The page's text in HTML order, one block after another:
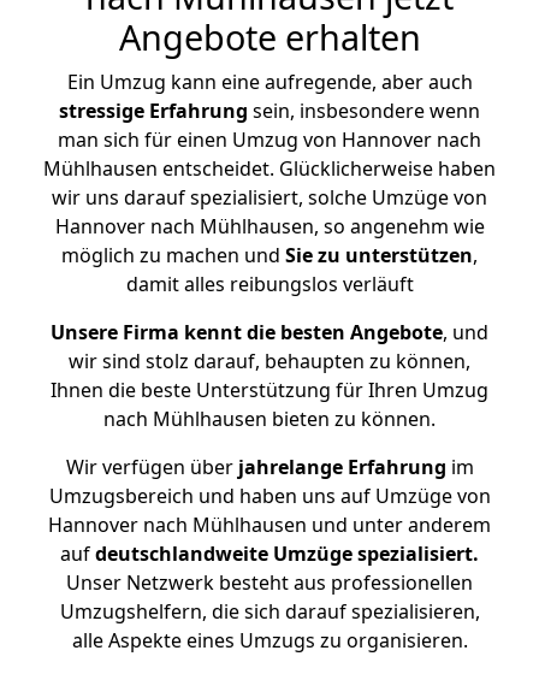
Angebote erhalten
Ein Umzug kann eine aufregende, aber auch
stressige Erfahrung sein, insbesondere wenn
man sich für einen Umzug von Hannover nach
Mühlhausen entscheidet. Glücklicherweise haben
wir uns darauf spezialisiert, solche Umzüge von
Hannover nach Mühlhausen, so angenehm wie
möglich zu machen und Sie zu unterstützen,
damit alles reibungslos verläuft
Unsere Firma kennt die besten Angebote, und
wir sind stolz darauf, behaupten zu können,
Ihnen die beste Unterstützung für Ihren Umzug
nach Mühlhausen bieten zu können.
Wir verfügen überjahrelange Erfahrung im
Umzugsbereich und haben uns auf Umzüge von
Hannover nach Mühlhausen und unter anderem
aufdeutschlandweite Umzüge spezialisiert.
Unser Netzwerk besteht aus professionellen
Umzugshelfern, die sich darauf spezialisieren,
alle Aspekte eines Umzugs zu organisieren.